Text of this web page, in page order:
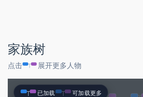
家族树
点击 展开更多人物
已加载 可加载更多